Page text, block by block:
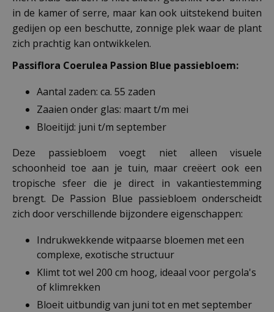
in de kamer of serre, maar kan ook uitstekend buiten
gedijen op een beschutte, zonnige plek waar de plant
zich prachtig kan ontwikkelen.
Passiflora Coerulea Passion Blue passiebloem:
Aantal zaden: ca. 55 zaden
Zaaien onder glas: maart t/m mei
Bloeitijd: juni t/m september
Deze passiebloem voegt niet alleen visuele
schoonheid toe aan je tuin, maar creëert ook een
tropische sfeer die je direct in vakantiestemming
brengt. De Passion Blue passiebloem onderscheidt
zich door verschillende bijzondere eigenschappen:
Indrukwekkende witpaarse bloemen met een
complexe, exotische structuur
Klimt tot wel 200 cm hoog, ideaal voor pergola's
of klimrekken
Bloeit uitbundig van juni tot en met september